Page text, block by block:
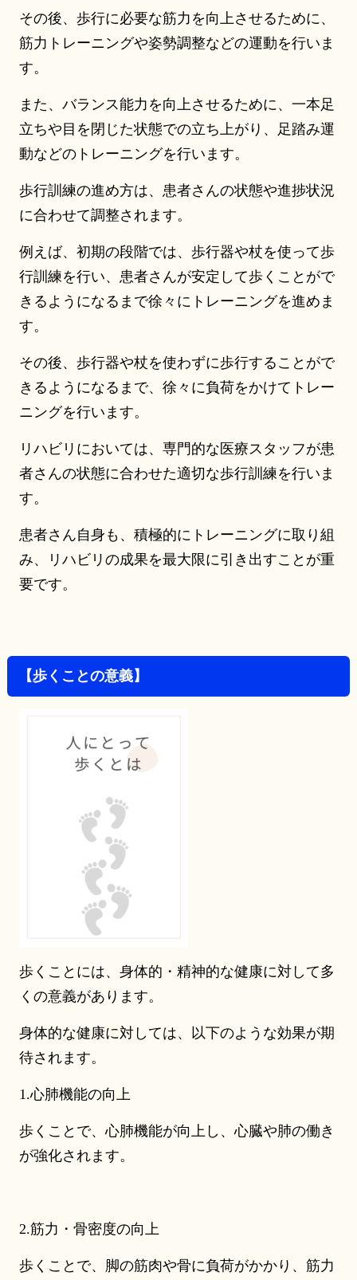
その後、歩行に必要な筋力を向上させるために、
筋力トレーニングや姿勢調整などの運動を行いま
す。
また、バランス能力を向上させるために、一本足
立ちや目を閉じた状態での立ち上がり、足踏み運
動などのトレーニングを行います。
歩行訓練の進め方は、患者さんの状態や進捗状況
に合わせて調整されます。
例えば、初期の段階では、歩行器や杖を使って歩
行訓練を行い、患者さんが安定して歩くことがで
きるようになるまで徐々にトレーニングを進めま
す。
その後、歩行器や杖を使わずに歩行することがで
きるようになるまで、徐々に負荷をかけてトレー
ニングを行います。
リハビリにおいては、専門的な医療スタッフが患
者さんの状態に合わせた適切な歩行訓練を行いま
す。
患者さん自身も、積極的にトレーニングに取り組
み、リハビリの成果を最大限に引き出すことが重
要です。
【歩くことの意義】
歩くことには、身体的・精神的な健康に対して多
くの意義があります。
身体的な健康に対しては、以下のような効果が期
待されます。
1.心肺機能の向上
歩くことで、心肺機能が向上し、心臓や肺の働き
が強化されます。
2.筋力・骨密度の向上
歩くことで、脚の筋肉や骨に負荷がかかり、筋力